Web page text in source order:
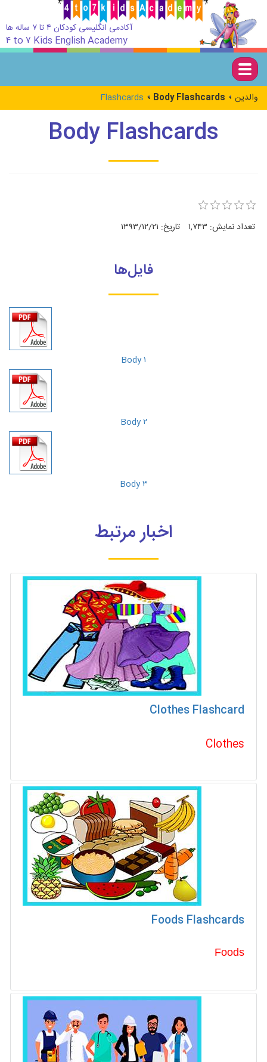
آکادمی انگلیسی کودکان ۴ تا ۷ ساله ها
۴ to ۷ Kids English Academy
والدین
Flashcards Body Flashcards
Body Flashcards
تعداد نمایش: ۱,۷۴۳ تاریخ: ۱۳۹۳/۱۲/۲۱
فایل‌ها
Body ۱
Body ۲
Body ۳
اخبار مرتبط
Clothes Flashcard
Clothes
Foods Flashcards
Foods